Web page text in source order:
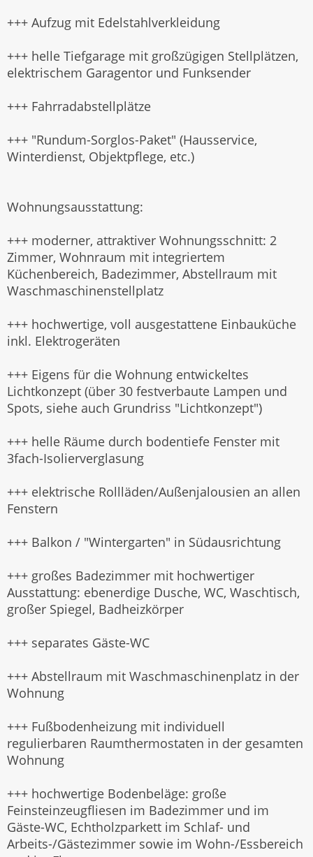
+++ Aufzug mit Edelstahlverkleidung
+++ helle Tiefgarage mit großzügigen Stellplätzen,
elektrischem Garagentor und Funksender
+++ Fahrradabstellplätze
+++ "Rundum-Sorglos-Paket" (Hausservice,
Winterdienst, Objektpflege, etc.)
Wohnungsausstattung:
+++ moderner, attraktiver Wohnungsschnitt: 2
Zimmer, Wohnraum mit integriertem
Küchenbereich, Badezimmer, Abstellraum mit
Waschmaschinenstellplatz
+++ hochwertige, voll ausgestattene Einbauküche
inkl. Elektrogeräten
+++ Eigens für die Wohnung entwickeltes
Lichtkonzept (über 30 festverbaute Lampen und
Spots, siehe auch Grundriss "Lichtkonzept")
+++ helle Räume durch bodentiefe Fenster mit
3fach-Isolierverglasung
+++ elektrische Rollläden/Außenjalousien an allen
Fenstern
+++ Balkon / "Wintergarten" in Südausrichtung
+++ großes Badezimmer mit hochwertiger
Ausstattung: ebenerdige Dusche, WC, Waschtisch,
großer Spiegel, Badheizkörper
+++ separates Gäste-WC
+++ Abstellraum mit Waschmaschinenplatz in der
Wohnung
+++ Fußbodenheizung mit individuell
regulierbaren Raumthermostaten in der gesamten
Wohnung
+++ hochwertige Bodenbeläge: große
Feinsteinzeugfliesen im Badezimmer und im
Gäste-WC, Echtholzparkett im Schlaf- und
Arbeits-/Gästezimmer sowie im Wohn-/Essbereich